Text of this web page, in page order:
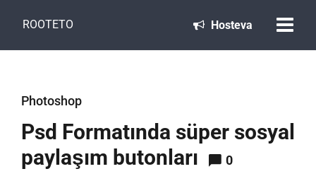
ROOTETO Hosteva
Photoshop
Psd Formatında süper sosyal
paylaşım butonları
0